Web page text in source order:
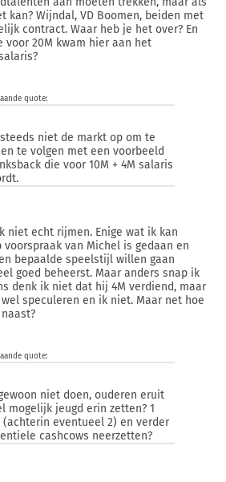
kan? Wijndal, VD Boomen, beiden met
contract. Waar heb je het over? En
20M kwam hier aan het
quote:
niet de markt op om te
te volgen met een voorbeeld
die voor 10M + 4M salaris
niet echt rijmen. Enige wat ik kan
van Michel is gedaan en
bepaalde speelstijl willen gaan
goed beheerst. Maar anders snap ik
denk ik niet dat hij 4M verdiend, maar
speculeren en ik niet. Maar net hoe
quote:
niet doen, ouderen eruit
mogelijk jeugd erin zetten? 1
eventueel 2) en verder
cashcows neerzetten?